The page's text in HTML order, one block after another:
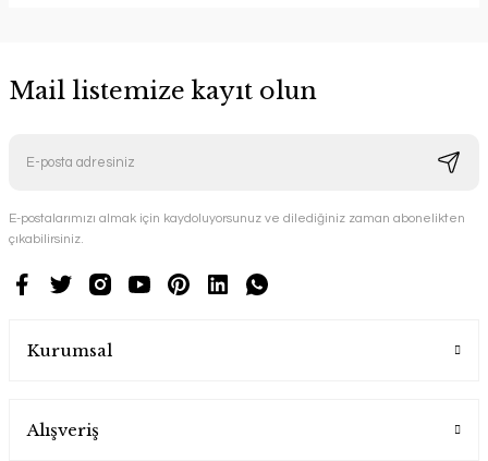
Mail listemize kayıt olun
E-postalarımızı almak için kaydoluyorsunuz ve dilediğiniz zaman abonelikten
çıkabilirsiniz.
Kurumsal
Alışveriş